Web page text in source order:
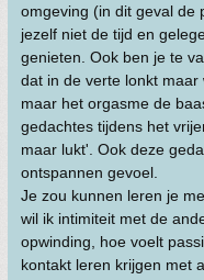
omgeving (in dit geval de
jezelf niet de tijd en
genieten. Ook ben je te
dat in de verte lonkt
maar het orgasme de
gedachtes tijdens het
maar lukt'. Ook deze
ontspannen gevoel.
Je zou kunnen leren je
wil ik intimiteit met de
opwinding, hoe voelt
kontakt leren krijgen met